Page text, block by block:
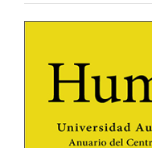
Barra
lateral
del
artículo